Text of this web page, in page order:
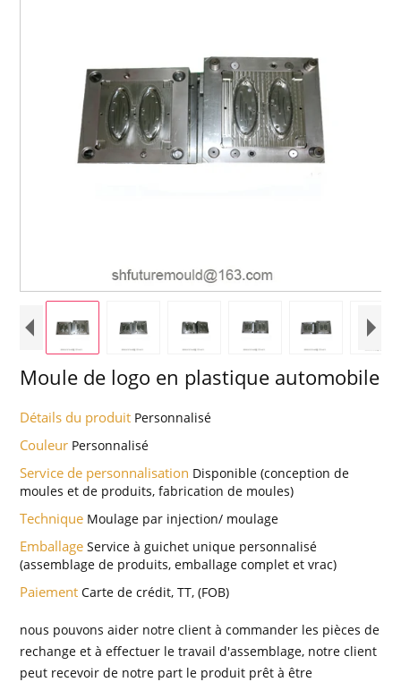
Moule de logo en plastique automobile
Détails du produit Personnalisé
Couleur Personnalisé
Service de personnalisation Disponible (conception de
moules et de produits, fabrication de moules)
Technique Moulage par injection/ moulage
EmballageService à guichet unique personnalisé
(assemblage de produits, emballage complet et vrac)
PaiementCarte de crédit, TT, (FOB)
nous pouvons aider notre client à commander les pièces de
rechange et à effectuer le travail d'assemblage, notre client
peut recevoir de notre part le produit prêt à être